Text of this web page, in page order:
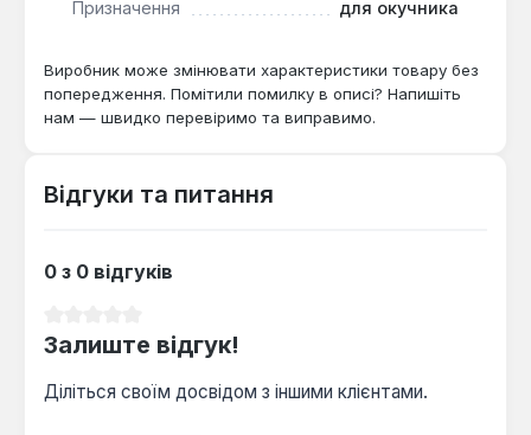
ґрунтах.
Призначення для окучника
Виробник може змінювати характеристики товару без
попередження. Помітили помилку в описі? Напишіть
нам — швидко перевіримо та виправимо.
Відгуки та питання
0 з 0 відгуків
Залиште відгук!
Діліться своїм досвідом з іншими клієнтами.